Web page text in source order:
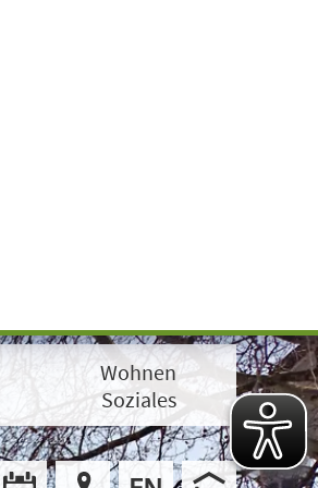
Wohnen
Soziales